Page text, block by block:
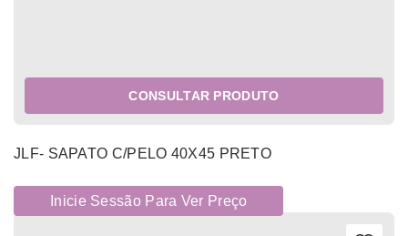
CONSULTAR PRODUTO
JLF- SAPATO C/PELO 40X45 PRETO
Inicie Sessão Para Ver Preço